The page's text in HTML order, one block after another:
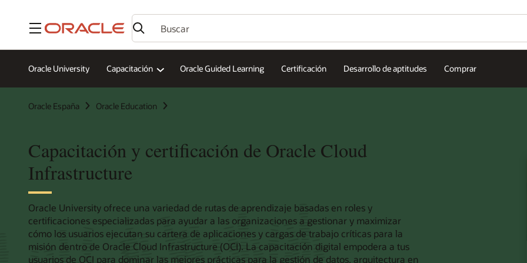
Menú
Oracle University Capacitación Oracle Guided Learning Certificación Desarrollo de aptitudes Comprar
Oracle España Oracle Education
Capacitación y certificación de Oracle Cloud
Infrastructure
Oracle University ofrece una variedad de rutas de aprendizaje basadas en roles y
certificaciones especializadas para ayudar a las organizaciones a gestionar y maximizar
cómo los usuarios ejecutan su cartera de aplicaciones y cargas de trabajo críticas para la
misión dentro de Oracle Cloud Infrastructure (OCI). La capacitación digital empodera a tus
usuarios de OCI para dominar las mejores prácticas para la gestión de datos, arquitectura en